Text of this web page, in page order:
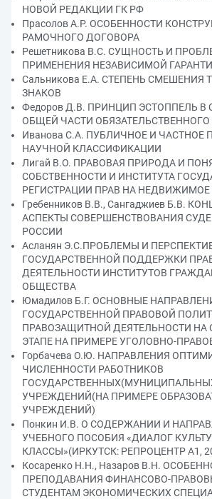
НОВОЙ РЕДАКЦИИ ГК РФ
Прасолов А.Р. ОСОБЕННОСТИ
РАМОЧНОГО ДОГОВОРА
Решетникова В.С. СУЩНОСТЬ И
ПРИМЕНЕНИЯ НЕЗАВИСИМОЙ
Сальникова Е.А. СТЕПЕНЬ СМЕШЕНИЯ
ЗНАКОВ
Федоров Д.В. ПРИНЦИП ЭСТОППЕЛЬ В
ОБЩЕЙ ЧАСТИ ОБЯЗАТЕЛЬСТВЕННОГО
Иванова С.А. ПУБЛИЧНОЕ И ЧАСТНОЕ
НАУЧНОЙ КЛАССИФИКАЦИИ
Лигай В.О. ПРАВОВАЯ ПРИРОДА И
СОБСТВЕННОСТИ И ИНСТИТУТА
РЕГИСТРАЦИИ ПРАВ НА
Гребенников В.В., Сангаджиев Б.В.
АСПЕКТЫ СОВЕРШЕНСТВОВАНИЯ
РОССИИ
Асланян Э.С.ПРОБЛЕМЫ И
ГОСУДАРСТВЕННОЙ ПОДДЕРЖКИ
ДЕЯТЕЛЬНОСТИ ИНСТИТУТОВ
ОБЩЕСТВА
Юмадилов Б.Г. ОСНОВНЫЕ
ГОСУДАРСТВЕННОЙ ПРАВОВОЙ
ПРАВОЗАЩИТНОЙ ДЕЯТЕЛЬНОСТИ НА
ЭТАПЕ НА ПРИМЕРЕ УГОЛОВНО-
Горбачева О.Ю. НАПРАВЛЕНИЯ
ЧИСЛЕННОСТИ РАБОТНИКОВ
УЧРЕЖДЕНИЙ(НА ПРИМЕРЕ
УЧРЕЖДЕНИЙ)
Понкин И.В. О СОДЕРЖАНИИ И
УЧЕБНОГО ПОСОБИЯ «ДИАЛОГ
КЛАССЫ»(ИРКУТСК: РЕПРОЦЕНТР А1,
Косаренко Н.Н., Назаров В.Н.
ПРЕПОДАВАНИЯ ФИНАНСОВО-
СТУДЕНТАМ ЭКОНОМИЧЕСКИХ